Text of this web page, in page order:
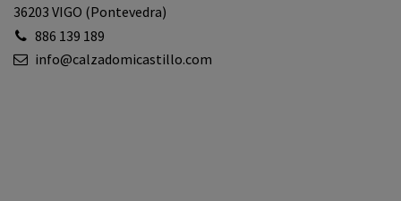
36203 VIGO (Pontevedra)
886 139 189
info@calzadomicastillo.com